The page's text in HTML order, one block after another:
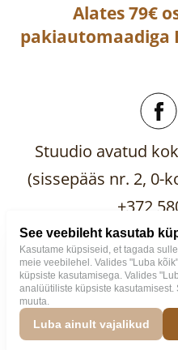
Alates 79€
pakiautomaadiga
Stuudio avatud
(sissepääs nr. 2, 0-
+372
Väike
See veebileht kasutab
Kasutame küpsiseid, et tagada
meie veebilehel. Valides "Luba
küpsiste kasutamisega. Valides
analüütiliste küpsiste kasutamisest.
muuta.
Luba ainult vajalikud